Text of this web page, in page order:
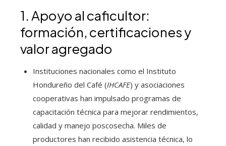
1. Apoyo al caficultor:
formación, certificaciones y
valor agregado
Instituciones nacionales como el Instituto
Hondureño del Café (IHCAFE) y asociaciones
cooperativas han impulsado programas de
capacitación técnica para mejorar rendimientos,
calidad y manejo poscosecha. Miles de
productores han recibido asistencia técnica, lo